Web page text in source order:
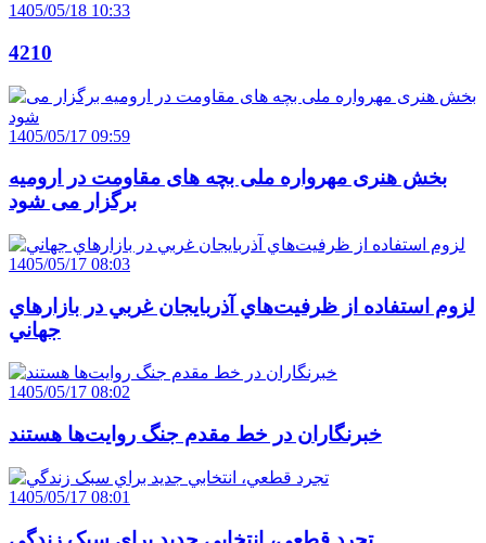
1405/05/18 10:33
4210
1405/05/17 09:59
بخش هنری مهرواره ملی بچه های مقاومت در ارومیه
برگزار می شود
1405/05/17 08:03
لزوم استفاده از ظرفيت‌هاي آذربايجان غربي در بازارهاي
جهاني
1405/05/17 08:02
خبرنگاران در خط مقدم جنگ روايت‌ها هستند
1405/05/17 08:01